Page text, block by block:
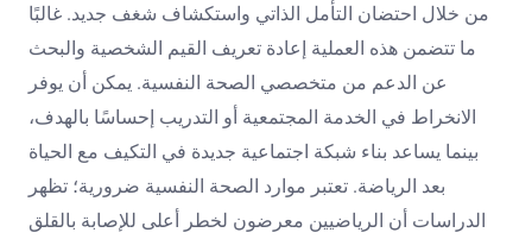
من خلال احتضان التأمل الذاتي واستكشاف شغف جديد. غالبًا
ما تتضمن هذه العملية إعادة تعريف القيم الشخصية والبحث
عن الدعم من متخصصي الصحة النفسية. يمكن أن يوفر
الانخراط في الخدمة المجتمعية أو التدريب إحساسًا بالهدف،
بينما يساعد بناء شبكة اجتماعية جديدة في التكيف مع الحياة
بعد الرياضة. تعتبر موارد الصحة النفسية ضرورية؛ تظهر
الدراسات أن الرياضيين معرضون لخطر أعلى للإصابة بالقلق